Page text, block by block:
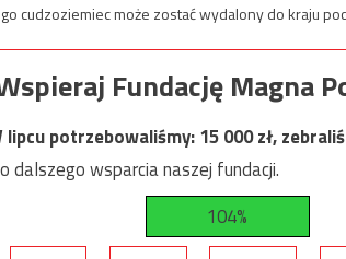
cudzoziemiec może zostać wydalony do kraju
Fundację Magna
lipcu potrzebowaliśmy:15 000zł,
dalszego wsparcia naszej fundacji.
104%